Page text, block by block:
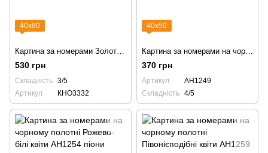
40х80
530 грн
Складність 3/5
Артикул
КНО3332
40х50
370 грн
Артикул
AH1249
Складність 4/5